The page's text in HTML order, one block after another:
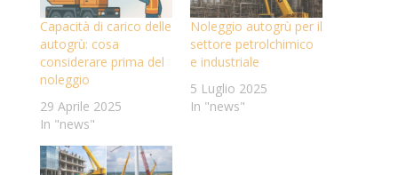
Capacità di carico delle
autogrù: cosa
considerare prima del
noleggio
29 Aprile 2025
In "news"
Noleggio autogrù per il
settore petrolchimico
e industriale
5 Luglio 2025
In "news"